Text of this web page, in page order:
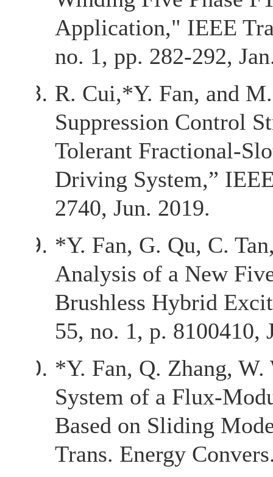
Application," IEEE
no. 1, pp. 282-292,
R. Cui,*Y. Fan, and
Suppression Control
Tolerant Fractional-
Driving System,”
2740, Jun. 2019.
*Y. Fan, G. Qu, C.
Analysis of a New
Brushless Hybrid
55, no. 1, p. 8100410,
*Y. Fan, Q. Zhang, W.
System of a Flux-
Based on Sliding
Trans. Energy